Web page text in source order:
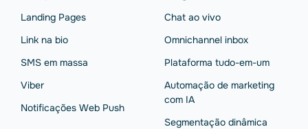
Landing Pages
Link na bio
SMS em massa
Viber
Notificações Web Push
Chat ao vivo
Omnichannel inbox
Plataforma tudo-em-um
Automação de marketing
com IA
Segmentação dinâmica